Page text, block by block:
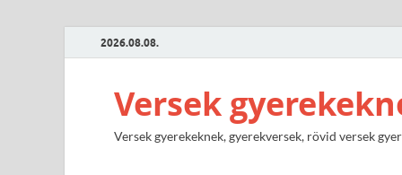
2026.08.08.
Versek
Versek gyerekeknek, gyerekversek, rövid versek